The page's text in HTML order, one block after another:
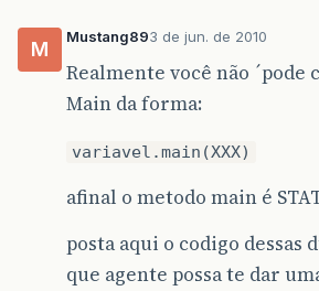
M
Mustang893 de jun. de 2010
Realmente você não ´pode
Main da forma:
variavel.main(XXX)
afinal o metodo main é
posta aqui o codigo dessas
que agente possa te dar